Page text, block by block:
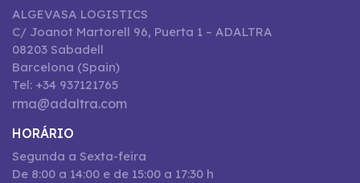
ALGEVASA LOGISTICS
C/ Joanot Martorell 96, Puerta 1 – ADALTRA
08203 Sabadell
Barcelona (Spain)
Tel: +34 937121765
rma@adaltra.com
HORÁRIO
Segunda a Sexta-feira
De 8:00 a 14:00 e de 15:00 a 17:30 h